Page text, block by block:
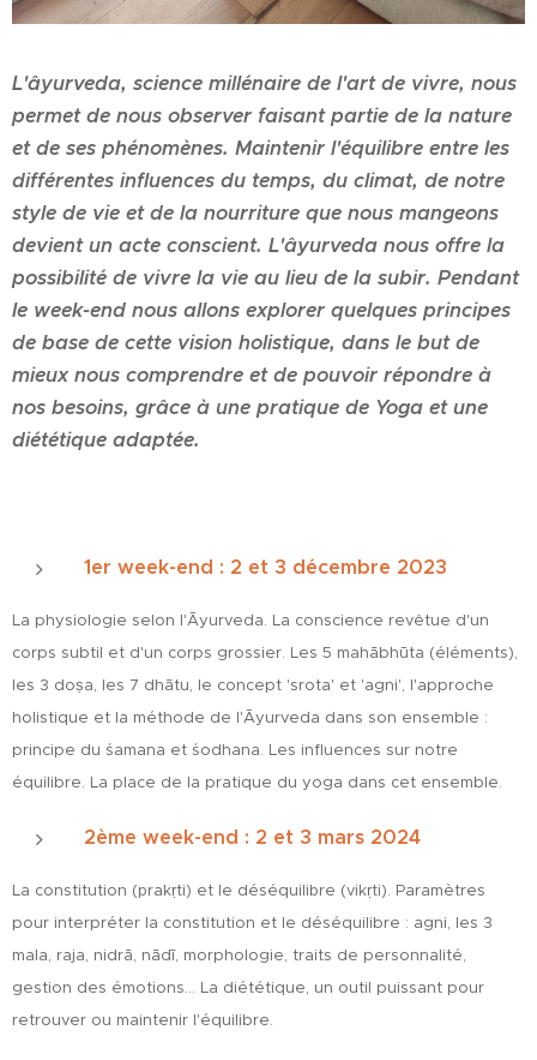
L'âyurveda, science millénaire de l'art de vivre, nous
permet de nous observer faisant partie de la nature
et de ses phénomènes. Maintenir l'équilibre entre les
différentes influences du temps, du climat, de notre
style de vie et de la nourriture que nous mangeons
devient un acte conscient. L'âyurveda nous offre la
possibilité de vivre la vie au lieu de la subir. Pendant
le week-end nous allons explorer quelques principes
de base de cette vision holistique, dans le but de
mieux nous comprendre et de pouvoir répondre à
nos besoins, grâce à une pratique de Yoga et une
diététique adaptée.
1er week-end : 2 et 3 décembre 2023
La physiologie selon l'Āyurveda. La conscience revêtue d'un
corps subtil et d'un corps grossier. Les 5 mahābhūta (éléments),
les 3 doṣa, les 7 dhātu, le concept 'srota' et 'agni', l'approche
holistique et la méthode de l'Āyurveda dans son ensemble :
principe du śamana et śodhana. Les influences sur notre
équilibre. La place de la pratique du yoga dans cet ensemble.
2ème week-end : 2 et 3 mars 2024
La constitution (prakṛti) et le déséquilibre (vikṛti). Paramètres
pour interpréter la constitution et le déséquilibre : agni, les 3
mala, raja, nidrā, nādī, morphologie, traits de personnalité,
gestion des émotions… La diététique, un outil puissant pour
retrouver ou maintenir l'équilibre.